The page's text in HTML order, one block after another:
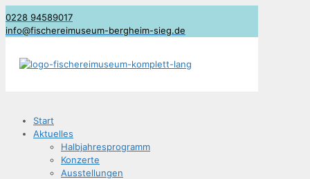
0228 94589017
info@fischereimuseum-bergheim-sieg.de
Start
Aktu­el­les
Halb­jah­res­pro­gramm
Kon­zer­te
Aus­stel­lun­gen